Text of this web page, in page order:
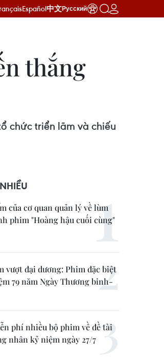
Español中文Русский
thắng
chức triển lãm và chiếu
của cơ quan quản lý về lùm
phim "Hoàng hậu cuối cùng"
vượt đại dương: Phim đặc biệt
79 năm Ngày Thương binh-
phí nhiều bộ phim về đề tài
nhân kỷ niệm ngày 27/7